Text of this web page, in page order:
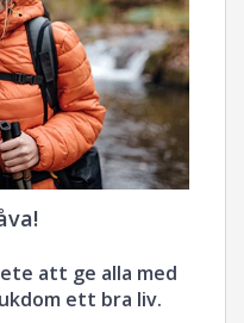
att ge alla med
ett bra liv.